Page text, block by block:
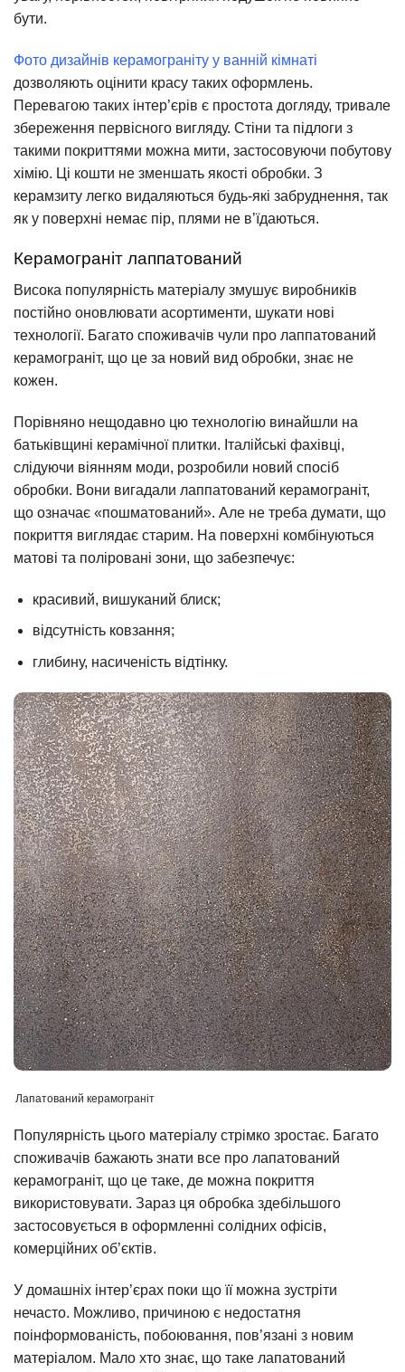
бути.
Фото дизайнів керамограніту у ванній кімнаті
дозволяють оцінити красу таких оформлень.
Перевагою таких інтер’єрів є простота догляду, тривале
збереження первісного вигляду. Стіни та підлоги з
такими покриттями можна мити, застосовуючи побутову
хімію. Ці кошти не зменшать якості обробки. З
керамзиту легко видаляються будь-які забруднення, так
як у поверхні немає пір, плями не в’їдаються.
Керамограніт лаппатований
Висока популярність матеріалу змушує виробників
постійно оновлювати асортименти, шукати нові
технології. Багато споживачів чули про лаппатований
керамограніт, що це за новий вид обробки, знає не
кожен.
Порівняно нещодавно цю технологію винайшли на
батьківщині керамічної плитки. Італійські фахівці,
слідуючи віянням моди, розробили новий спосіб
обробки. Вони вигадали лаппатований керамограніт,
що означає «пошматований». Але не треба думати, що
покриття виглядає старим. На поверхні комбінуються
матові та поліровані зони, що забезпечує:
красивий, вишуканий блиск;
відсутність ковзання;
глибину, насиченість відтінку.
Лапатований керамограніт
Популярність цього матеріалу стрімко зростає. Багато
споживачів бажають знати все про лапатований
керамограніт, що це таке, де можна покриття
використовувати. Зараз ця обробка здебільшого
застосовується в оформленні солідних офісів,
комерційних об’єктів.
У домашніх інтер’єрах поки що її можна зустріти
нечасто. Можливо, причиною є недостатня
поінформованість, побоювання, пов’язані з новим
матеріалом. Мало хто знає, що таке лапатований